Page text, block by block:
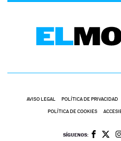
AVISO LEGAL POLÍTICA DE PRIVACIDAD
POLÍTICA DE COOKIES
SÍGUENOS: